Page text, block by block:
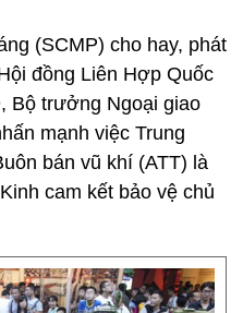
(SCMP) cho hay, phát
đồng Liên Hợp Quốc
Bộ trưởng Ngoại giao
mạnh việc Trung
bán vũ khí (ATT) là
cam kết bảo vệ chủ